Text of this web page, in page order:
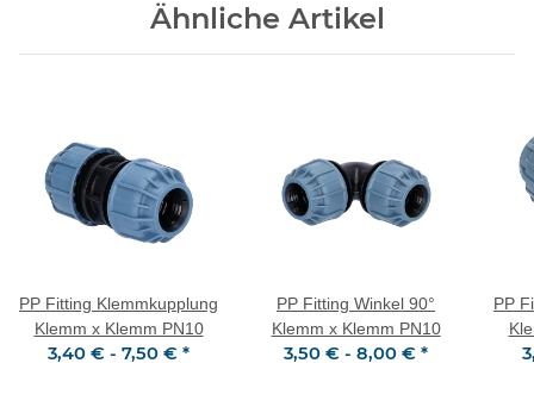
Ähnliche Artikel
PP Fitting Klemmkupplung
Klemm x Klemm PN10
3,40 € - 7,50 € *
PP Fitting Winkel 90°
Klemm x Klemm PN10
3,50 € - 8,00 € *
PP